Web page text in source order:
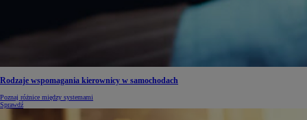
Rodzaje wspomagania kierownicy w samochodach
Poznaj różnice między systemami
Sprawdź